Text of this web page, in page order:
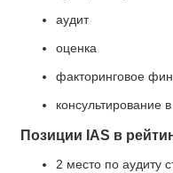
аудит
оценка
факторинговое
консультирование
Позиции IAS в
2 место по аудиту